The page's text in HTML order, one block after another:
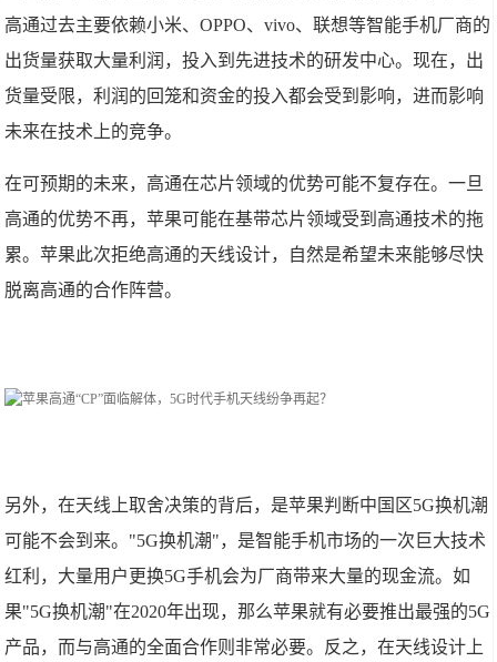
高通过去主要依赖小米、OPPO、vivo、联想等智能手机厂商的
出货量获取大量利润，投入到先进技术的研发中心。现在，出
货量受限，利润的回笼和资金的投入都会受到影响，进而影响
未来在技术上的竞争。
在可预期的未来，高通在芯片领域的优势可能不复存在。一旦
高通的优势不再，苹果可能在基带芯片领域受到高通技术的拖
累。苹果此次拒绝高通的天线设计，自然是希望未来能够尽快
脱离高通的合作阵营。
另外，在天线上取舍决策的背后，是苹果判断中国区5G换机潮
可能不会到来。"5G换机潮"，是智能手机市场的一次巨大技术
红利，大量用户更换5G手机会为厂商带来大量的现金流。如
果"5G换机潮"在2020年出现，那么苹果就有必要推出最强的5G
产品，而与高通的全面合作则非常必要。反之，在天线设计上